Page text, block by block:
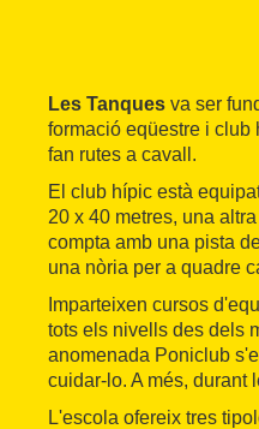
Les Tanques va ser
formació eqüestre i club
fan rutes a cavall.
El club hípic està
20 x 40 metres, una
compta amb una pista
una nòria per a quadre
Imparteixen cursos
tots els nivells des dels
anomenada Poniclub
cuidar-lo. A més, durant
L'escola ofereix tres